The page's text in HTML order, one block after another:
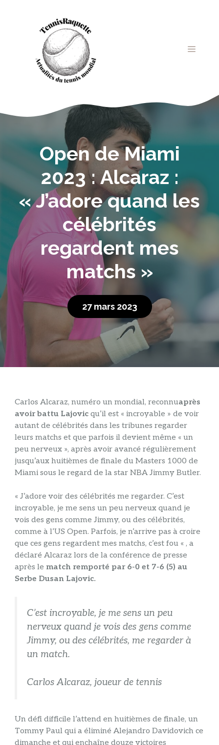
MENU
Open de Miami
2023 : Alcaraz :
« J’adore quand les
célébrités
regardent mes
matchs »
27 mars 2023
Carlos Alcaraz, numéro un mondial, reconnuaprès
avoir battu Lajovic qu’il est « incroyable » de voir
autant de célébrités dans les tribunes regarder
leurs matchs et que parfois il devient même « un
peu nerveux », après avoir avancé régulièrement
jusqu’aux huitièmes de finale du Masters 1000 de
Miami sous le regard de la star NBA Jimmy Butler.
« J’adore voir des célébrités me regarder. C’est
incroyable, je me sens un peu nerveux quand je
vois des gens comme Jimmy, ou des célébrités,
comme à l’US Open. Parfois, je n’arrive pas à croire
que ces gens regardent mes matchs, c’est fou « , a
déclaré Alcaraz lors de la conférence de presse
après le match remporté par 6-0 et 7-6 (5) au
Serbe Dusan Lajovic.
C’est incroyable, je me sens un peu
nerveux quand je vois des gens comme
Jimmy, ou des célébrités, me regarder à
un match.
Carlos Alcaraz, joueur de tennis
Un défi difficile l’attend en huitièmes de finale, un
Tommy Paul qui a éliminé Alejandro Davidovich ce
dimanche et qui enchaîne douze victoires